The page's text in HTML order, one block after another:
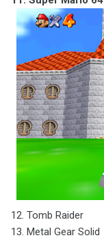
12. Tomb Raider
13. Metal Gear Solid